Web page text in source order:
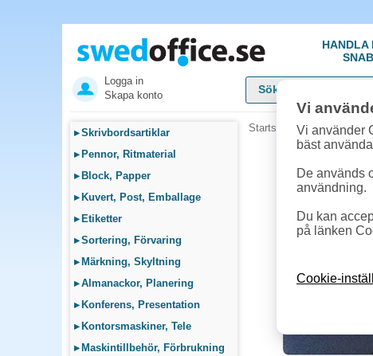
HANDLA
Logga in
Skapa konto
▸Skrivbordsartiklar
▸ Pennor, Ritmaterial
▸ Block, Papper
▸ Kuvert, Post, Emballage
▸ Etiketter
▸Sortering, Förvaring
▸ Märkning, Skyltning
▸Almanackor, Planering
▸ Konferens, Presentation
▸ Kontorsmaskiner, Tele
▸ Maskintillbehör, Förbrukning
Startsida »Möbler,
Vi
Vi använder
bäst
De används
användning.
Du kan
på länken
Cookie-